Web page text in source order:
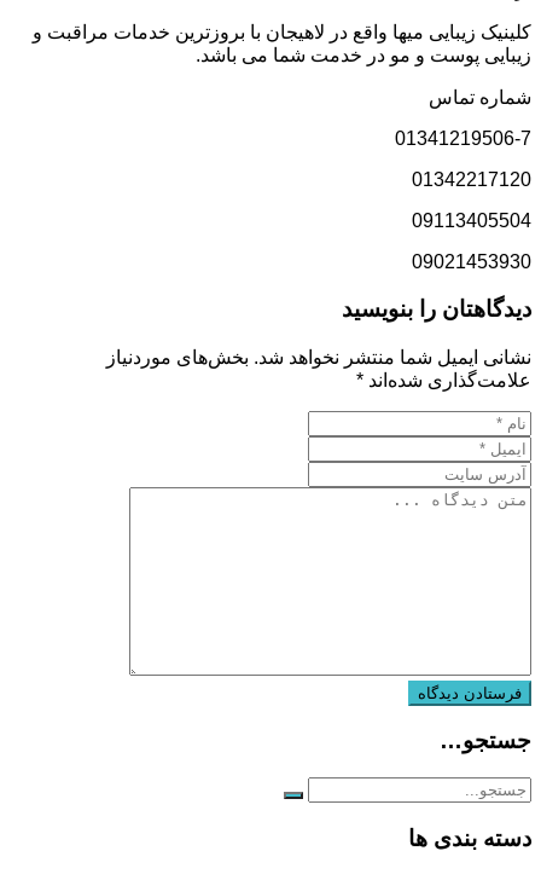
کلینیک زیبایی میها واقع در لاهیجان با بروزترین خدمات مراقبت و
زیبایی پوست و مو در خدمت شما می باشد.
شماره تماس
01341219506-7
01342217120
09113405504
09021453930
دیدگاهتان را بنویسید
نشانی ایمیل شما منتشر نخواهد شد. بخش‌های موردنیاز
علامت‌گذاری شده‌اند *
جستجو…
دسته بندی ها